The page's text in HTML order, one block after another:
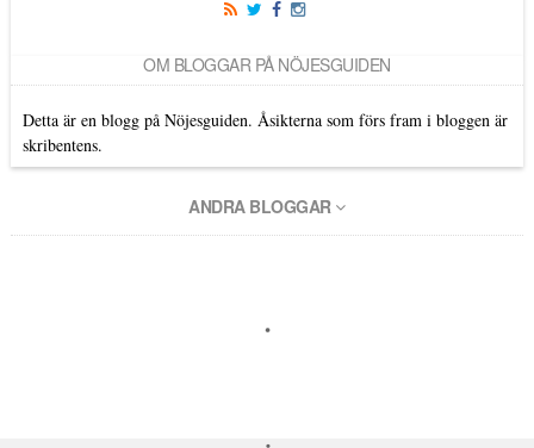
OM BLOGGAR PÅ NÖJESGUIDEN
Detta är en blogg på Nöjesguiden. Åsikterna som förs fram i bloggen är
skribentens.
ANDRA BLOGGAR